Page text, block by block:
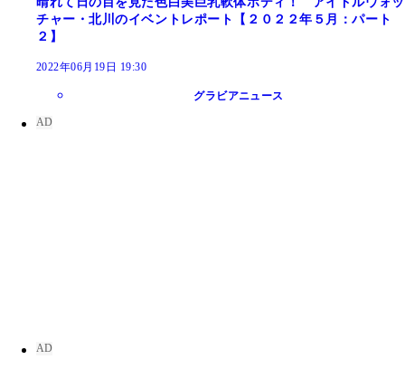
チャー・北川のイベントレポート【２０２２年５月：パート
２】
2022年06月19日 19:30
グラビアニュース